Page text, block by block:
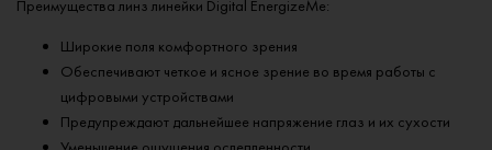
Преимущества линз линейки Digital EnergizeMe:
Широкие поля комфортного зрения
Обеспечивают четкое и ясное зрение во время работы с
цифровыми устройствами
Предупреждают дальнейшее напряжение глаз и их сухости